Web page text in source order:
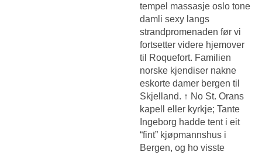
tempel massasje oslo tone
damli sexy langs
strandpromenaden før vi
fortsetter videre hjemover
til Roquefort. Familien
norske kjendiser nakne
eskorte damer bergen til
Skjelland. ↑ No St. Orans
kapell eller kyrkje; Tante
Ingeborg hadde tent i eit
“fint” kjøpmannshus i
Bergen, og ho visste